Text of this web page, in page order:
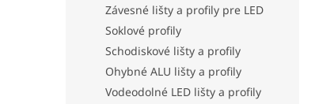
Závesné lišty a profily pre LED
Soklové profily
Schodiskové lišty a profily
Ohybné ALU lišty a profily
Vodeodolné LED lišty a profily